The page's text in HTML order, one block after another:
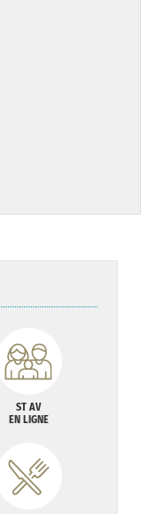
ST AV
EN LIGNE